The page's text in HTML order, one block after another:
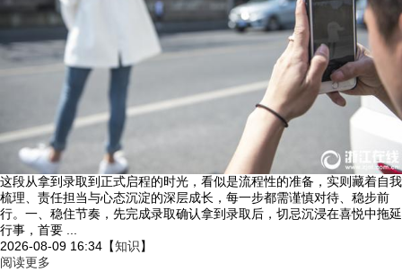
这段从拿到录取到正式启程的时光，看似是流程性的准备，实则藏着自我
梳理、责任担当与心态沉淀的深层成长，每一步都需谨慎对待、稳步前
行。一、稳住节奏，先完成录取确认拿到录取后，切忌沉浸在喜悦中拖延
行事，首要 ...
2026-08-09 16:34 【知识】
阅读更多